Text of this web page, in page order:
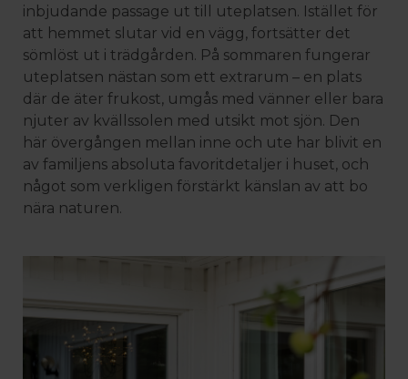
inbjudande passage ut till uteplatsen. Istället för
att hemmet slutar vid en vägg, fortsätter det
sömlöst ut i trädgården. På sommaren fungerar
uteplatsen nästan som ett extrarum – en plats
där de äter frukost, umgås med vänner eller bara
njuter av kvällssolen med utsikt mot sjön. Den
här övergången mellan inne och ute har blivit en
av familjens absoluta favoritdetaljer i huset, och
något som verkligen förstärkt känslan av att bo
nära naturen.